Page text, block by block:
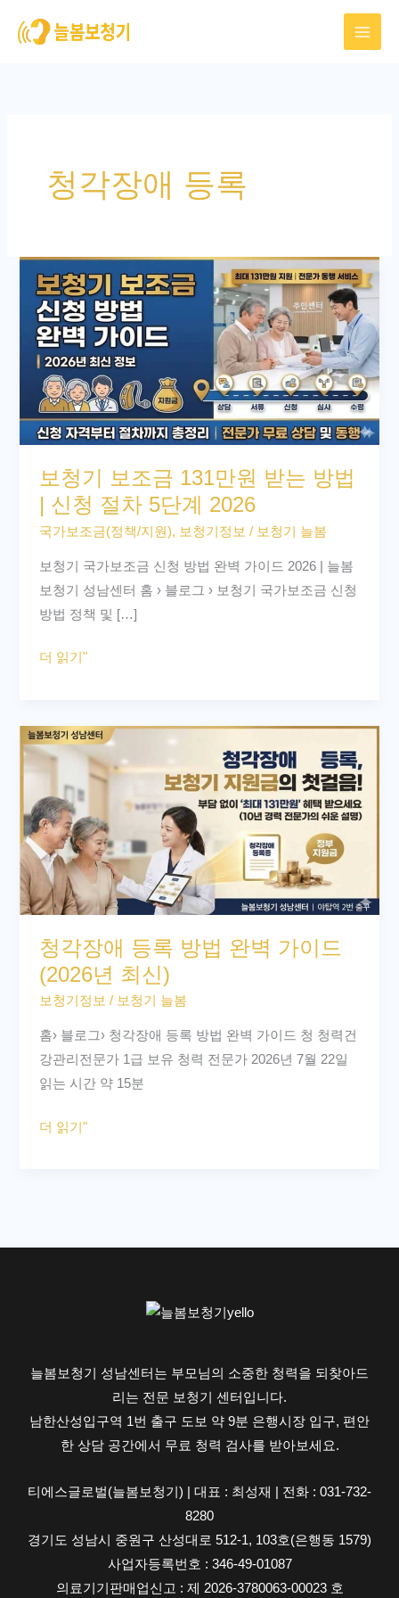
청각장애 등록
보청기 보조금 131만원 받는 방법
| 신청 절차 5단계 2026
국가보조금(정책/지원), 보청기정보 / 보청기 늘봄
보청기 국가보조금 신청 방법 완벽 가이드 2026 | 늘봄
보청기 성남센터 홈 › 블로그 › 보청기 국가보조금 신청
방법 정책 및 […]
청
기
보
조
금
131
만
받
는
방
절
단
계
2026
더 읽기"
청각장애 등록 방법 완벽 가이드
(2026년 최신)
보청기정보 / 보청기 늘봄
홈› 블로그› 청각장애 등록 방법 완벽 가이드 청 청력건
강관리전문가 1급 보유 청력 전문가 2026년 7월 22일
읽는 시간 약 15분
청
각
애
등
록
방
법
벽
가
이
드
신)
더 읽기"
늘봄보청기 성남센터는 부모님의 소중한 청력을 되찾아드
리는 전문 보청기 센터입니다.
남한산성입구역 1번 출구 도보 약 9분 은행시장 입구, 편안
한 상담 공간에서 무료 청력 검사를 받아보세요.
티에스글로벌(늘봄보청기) | 대표 : 최성재 | 전화 : 031-732-
8280
경기도 성남시 중원구 산성대로 512-1, 103호(은행동 1579)
사업자등록번호 : 346-49-01087
의료기기판매업신고 : 제 2026-3780063-00023 호